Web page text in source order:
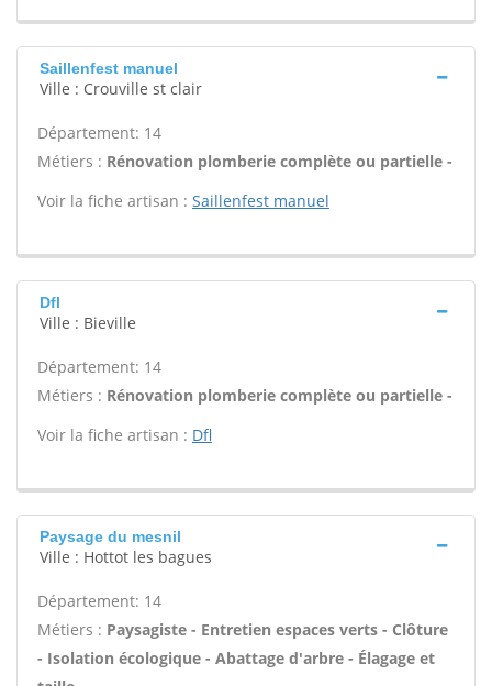
Saillenfest manuel
Ville : Crouville st clair
Département: 14
Métiers : Rénovation plomberie complète ou partielle -
Voir la fiche artisan : Saillenfest manuel
Dfl
Ville : Bieville
Département: 14
Métiers : Rénovation plomberie complète ou partielle -
Voir la fiche artisan : Dfl
Paysage du mesnil
Ville : Hottot les bagues
Département: 14
Métiers : Paysagiste - Entretien espaces verts - Clôture
- Isolation écologique - Abattage d'arbre - Élagage et